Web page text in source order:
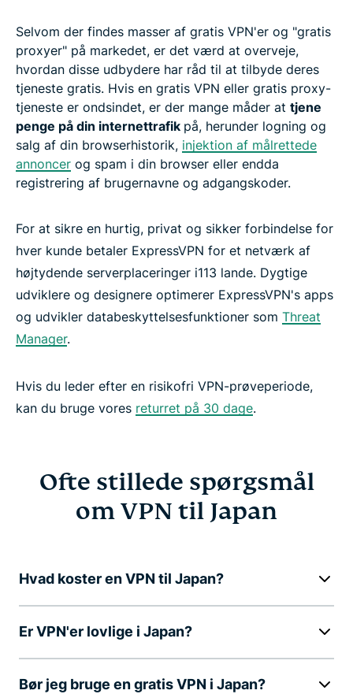
Selvom der findes masser af gratis VPN'er og "gratis
proxyer" på markedet, er det værd at overveje,
hvordan disse udbydere har råd til at tilbyde deres
tjeneste gratis. Hvis en gratis VPN eller gratis proxy-
tjeneste er ondsindet, er der mange måder at tjene
penge på din internettrafik på, herunder logning og
salg af din browserhistorik, injektion af målrettede
annoncer og spam i din browser eller endda
registrering af brugernavne og adgangskoder.
For at sikre en hurtig, privat og sikker forbindelse for
hver kunde betaler ExpressVPN for et netværk af
højtydende serverplaceringer i113 lande. Dygtige
udviklere og designere optimerer ExpressVPN's apps
og udvikler databeskyttelsesfunktioner som Threat
Manager.
Hvis du leder efter en risikofri VPN-prøveperiode,
kan du bruge vores returret på 30 dage.
Ofte stillede spørgsmål
om VPN til Japan
Hvad koster en VPN til Japan?
Er VPN'er lovlige i Japan?
Bør jeg bruge en gratis VPN i Japan?